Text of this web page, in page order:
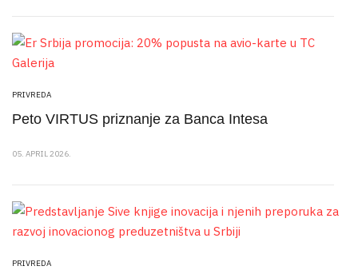
PRIVREDA
Peto VIRTUS priznanje za Banca Intesa
05. APRIL 2026.
PRIVREDA